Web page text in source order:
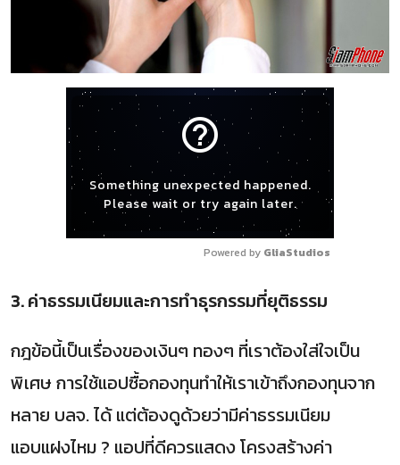
help_outline
Something unexpected happened.
Please wait or try again later.
Powered by GliaStudios
3. ค่าธรรมเนียมและการทำธุรกรรมที่ยุติธรรม
กฎข้อนี้เป็นเรื่องของเงินๆ ทองๆ ที่เราต้องใส่ใจเป็น
พิเศษ การใช้แอปซื้อกองทุนทำให้เราเข้าถึงกองทุนจาก
หลาย บลจ. ได้ แต่ต้องดูด้วยว่ามีค่าธรรมเนียม
แอบแฝงไหม ? แอปที่ดีควรแสดง โครงสร้างค่า